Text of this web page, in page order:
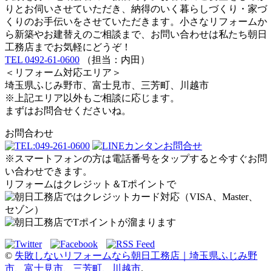
りとお伺いさせていただき、納得のいく暮らしづくり・家づ
くりのお手伝いをさせていただきます。小さなリフォームか
ら新築やお建替えのご相談まで、お問い合わせは私たち朝日
工務店までお気軽にどうぞ！
TEL 0492-61-0600 （担当：内田）
＜リフォーム対応エリア＞
埼玉県ふじみ野市、富士見市、三芳町、川越市
※上記エリア以外もご相談に応じます。
まずはお問合せくださいね。
お問合わせ
※スマートフォンの方は電話番号をタップすると今すぐお問
い合わせできます。
リフォームはクレジット＆Tポイントで
© 失敗しないリフォームなら朝日工務店｜埼玉県ふじみ野
市、富士見市、三芳町、川越市.